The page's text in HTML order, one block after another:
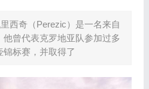
西奇（Perezic）是一名来自
曾代表克罗地亚队参加过多
锦标赛，并取得了